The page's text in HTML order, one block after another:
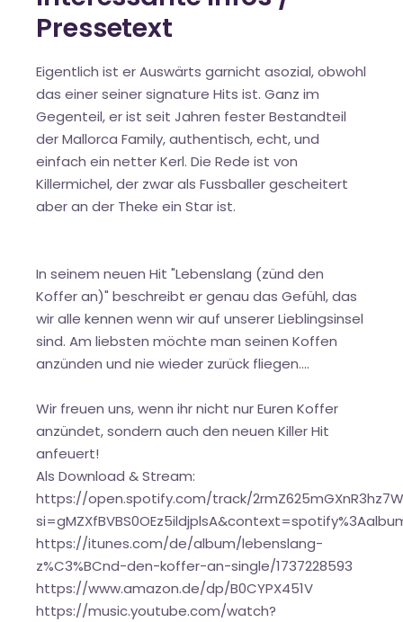
Pressetext
Eigentlich ist er Auswärts garnicht asozial, obwohl
das einer seiner signature Hits ist. Ganz im
Gegenteil, er ist seit Jahren fester Bestandteil
der Mallorca Family, authentisch, echt, und
einfach ein netter Kerl. Die Rede ist von
Killermichel, der zwar als Fussballer gescheitert
aber an der Theke ein Star ist.
In seinem neuen Hit "Lebenslang (zünd den
Koffer an)" beschreibt er genau das Gefühl, das
wir alle kennen wenn wir auf unserer Lieblingsinsel
sind. Am liebsten möchte man seinen Koffen
anzünden und nie wieder zurück fliegen....
Wir freuen uns, wenn ihr nicht nur Euren Koffer
anzündet, sondern auch den neuen Killer Hit
anfeuert!
Als Download & Stream:
https://open.spotify.com/track/
https://itunes.com/de/album/lebenslang-
z%C3%BCnd-den-koffer-an-single/1737228593
https://www.amazon.de/dp/B0CYPX451V
https://music.youtube.com/watch?